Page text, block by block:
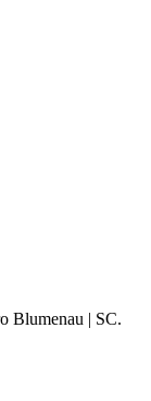
Blumenau | SC.